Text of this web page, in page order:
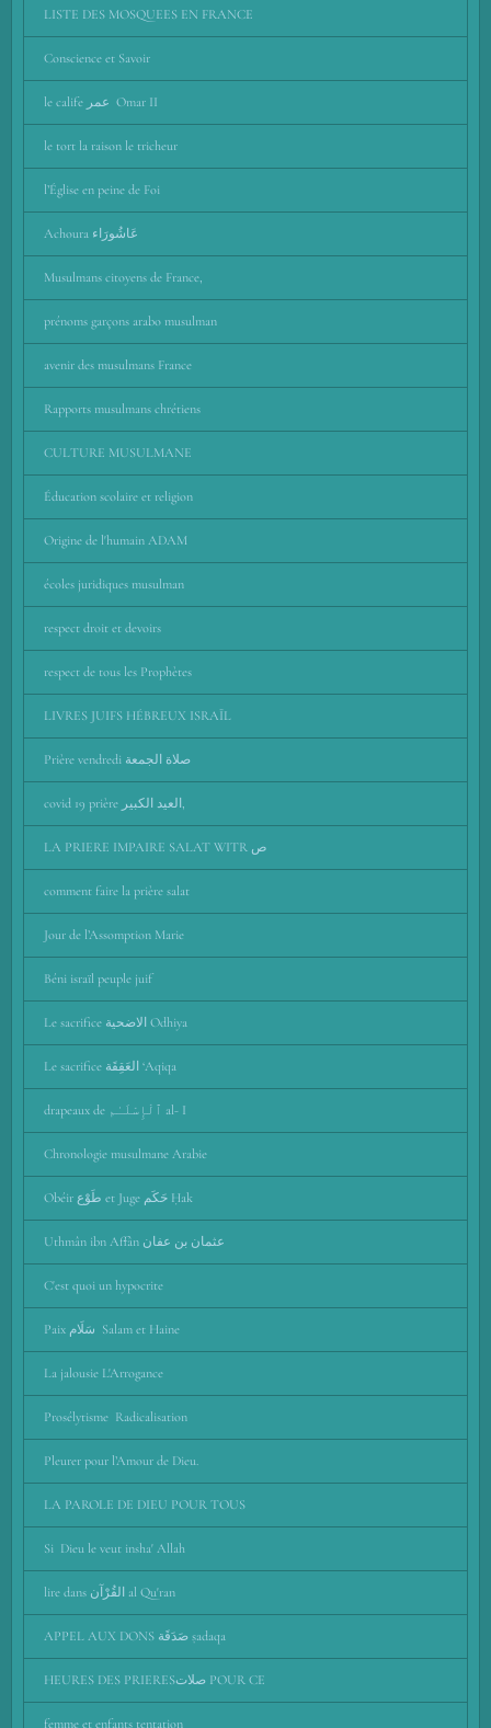
LISTE DES MOSQUEES EN FRANCE
Conscience et Savoir
le calife عمر Omar II
le tort la raison le tricheur
l’Église en peine de Foi
Achoura عَاشُورَاء
Musulmans citoyens de France,
prénoms garçons arabo musulman
avenir des musulmans France
Rapports musulmans chrétiens
CULTURE MUSULMANE
Éducation scolaire et religion
Origine de l'humain ADAM
écoles juridiques musulman
respect droit et devoirs
respect de tous les Prophètes
LIVRES JUIFS HÉBREUX ISRAÏL
Prière vendredi صلاة الجمعة
covid 19 prière العيد الكبير,
LA PRIERE IMPAIRE SALAT WITR ص
comment faire la prière salat
Jour de l’Assomption Marie
Béni israïl peuple juif
Le sacrifice الاضحية Odhiya
Le sacrifice العَقِقَة ‘Aqiqa
drapeaux de ٱلْإِسْلَـٰم al- I
Chronologie musulmane Arabie
Obéir طَوْع et Juge حَكَم Ḥak
Uthmân ibn Affân عثمان بن عفان
C'est quoi un hypocrite
Paix سَلَام Salam et Haine
La jalousie L'Arrogance
Prosélytisme Radicalisation
Pleurer pour l’Amour de Dieu.
LA PAROLE DE DIEU POUR TOUS
Si Dieu le veut insha' Allah
lire dans القُرْآن al Qu'ran
APPEL AUX DONS صَدَقَة ṣadaqa
HEURES DES PRIERESصلات POUR CE
femme et enfants tentation